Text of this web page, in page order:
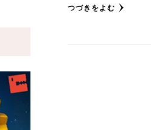
つづきをよむ